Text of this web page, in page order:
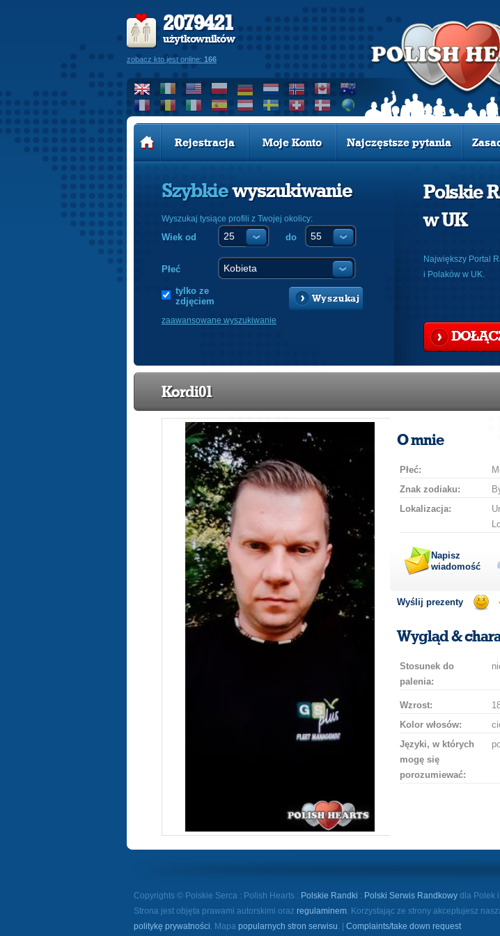
2079421
użytkowników
zobacz kto jest online: 166
Rejestracja Moje Konto Najczęstsze pytania
Szybkiewyszukiwanie
Wyszukaj tysiące profili z Twojej okolicy:
Wiek od do
Płeć
tylko ze
zdjęciem
Wyszukaj
zaawansowane wyszukiwanie
Polskie
w UK
Największy Portal
i Polaków w UK.
Kordi01
O mnie
Płeć:
Znak zodiaku:
Lokalizacja:
Napisz
wiadomość
Wyślij prezenty
Wygląd &
Stosunek do
palenia:
Wzrost:
Kolor włosów:
Języki, w których
mogę się
porozumiewać:
Copyrights © Polskie Serca : Polish Hearts : Polskie Randki : Polski Serwis Randkowy dla Polek
Strona jest objęta prawami autorskimi oraz regulaminem. Korzystając ze strony akceptujesz
politykę prywatności. Mapa popularnych stron serwisu. | Complaints/take down request